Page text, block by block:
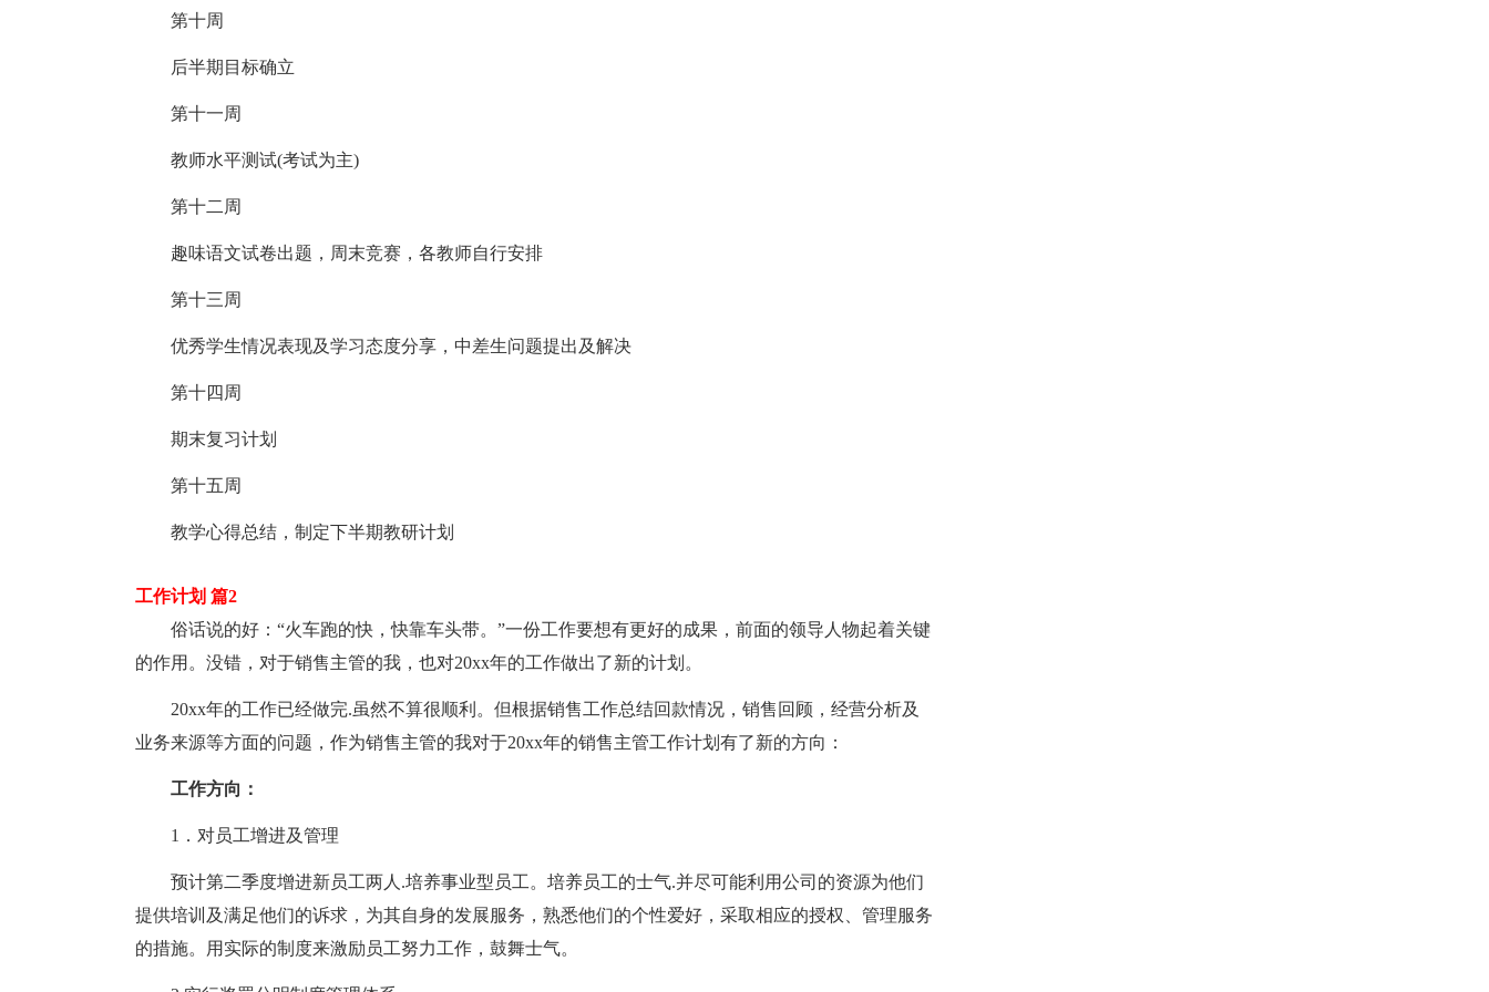
第十周
后半期目标确立
第十一周
教师水平测试(考试为主)
第十二周
趣味语文试卷出题，周末竞赛，各教师自行安排
第十三周
优秀学生情况表现及学习态度分享，中差生问题提出及解决
第十四周
期末复习计划
第十五周
教学心得总结，制定下半期教研计划
工作计划 篇2
俗话说的好：“火车跑的快，快靠车头带。”一份工作要想有更好的成果，前面的领导人物起着关键
的作用。没错，对于销售主管的我，也对20xx年的工作做出了新的计划。
20xx年的工作已经做完.虽然不算很顺利。但根据销售工作总结回款情况，销售回顾，经营分析及
业务来源等方面的问题，作为销售主管的我对于20xx年的销售主管工作计划有了新的方向：
工作方向：
1．对员工增进及管理
预计第二季度增进新员工两人.培养事业型员工。培养员工的士气.并尽可能利用公司的资源为他们
提供培训及满足他们的诉求，为其自身的发展服务，熟悉他们的个性爱好，采取相应的授权、管理服务
的措施。用实际的制度来激励员工努力工作，鼓舞士气。